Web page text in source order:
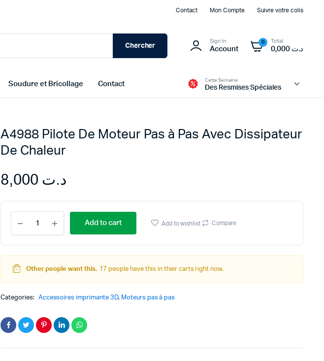
Contact Mon Compte Suivre votre colis
Chercher
Sign In
Account
0 Total
د.ت
Arduino
Raspberry Pi
STM32 ARM
Microbit
Autre Alimentation
Kit Robot
Pack Arduino – raspberry pi
Afficheurs
Appareils de mesures
Soudure et Bricollage Contact
Cette Semaine
Des Resmises Spéciales
A4988 Pilote De Moteur Pas à Pas Avec Dissipateur
De Chaleur
د.ت
Pilote
De
Moteur
Pas
Avec
De
quantity
Add to cart Add to wishlist Compare
Other people want this. 17 people have this in their carts right now.
Categories: Accessoires imprimante 3D, Moteurs pas à pas